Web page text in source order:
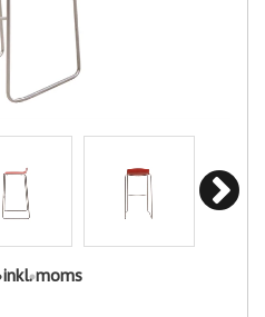
inkl. moms